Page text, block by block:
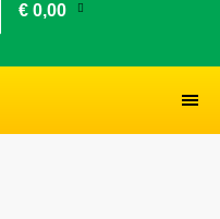
€ 0,00